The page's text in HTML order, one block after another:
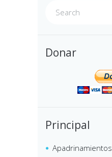
Donar
Principal
Apadrinamientos